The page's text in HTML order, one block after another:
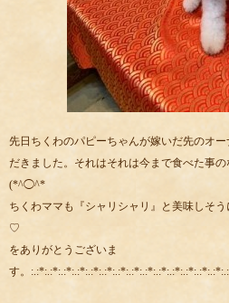
先日ちくわのパピーちゃんが嫁いだ先のオ
だきました。それはそれは今まで食べた事
(*^◯^*
ちくわママも『シャリシャリ』と美味しそ
♡
をありがとうございま
す。